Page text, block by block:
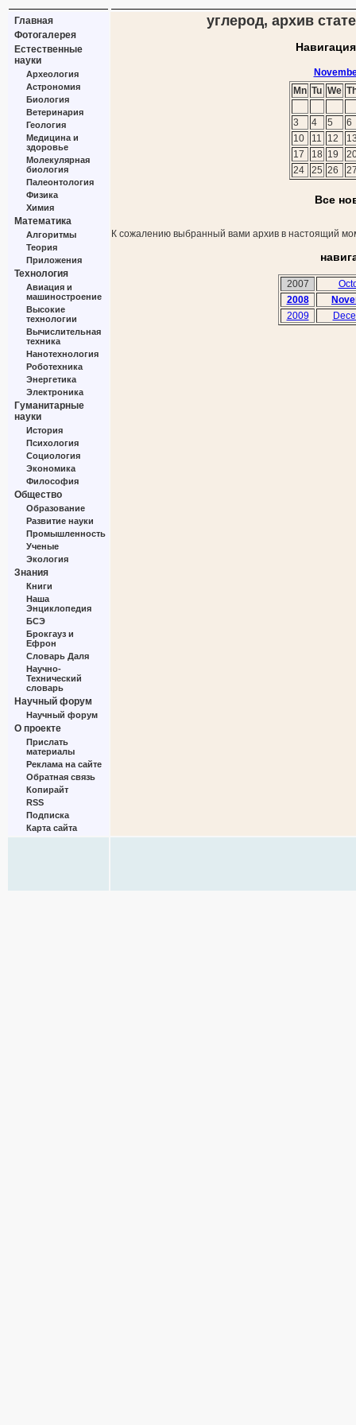
Главная
Фотогалерея
Естественные
науки
Археология
Астрономия
Биология
Ветеринария
Геология
Медицина и
здоровье
Молекулярная
биология
Палеонтология
Физика
Химия
Математика
Алгоритмы
Теория
Приложения
Технология
Авиация и
машиностроение
Высокие
технологии
Вычислительная
техника
Нанотехнология
Роботехника
Энергетика
Электроника
Гуманитарные
науки
История
Психология
Социология
Экономика
Философия
Общество
Образование
Развитие науки
Промышленность
Ученые
Экология
Знания
Книги
Наша
Энциклопедия
БСЭ
Брокгауз и
Ефрон
Словарь Даля
Научно-
Технический
словарь
Научный форум
Научный форум
О проекте
Прислать
материалы
Реклама на сайте
Обратная связь
Копирайт
RSS
Подписка
Карта сайта
углерод, архив
Mn Tu We
3 4 5
6
10
11 12
17
18 19
24
25 26
Все
К сожалению выбранный вами архив в настоящий
2007
2008
2009